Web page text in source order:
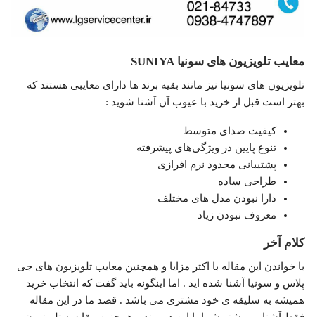
معایب تلویزیون های سونیا SUNIYA
تلویزیون های سونیا نیز مانند بقیه برند ها دارای معایبی هستند که
بهتر است قبل از خرید با عیوب آن آشنا شوید :
کیفیت صدای متوسط
تنوع پایین در ویژگی‌های پیشرفته
پشتیبانی محدود نرم افرازی
طراحی ساده
دارا نبودن مدل های مختلف
معروف نبودن زیاد
کلام آخر
با خواندن این مقاله با اکثر مزایا و همچنین معایب تلویزیون های جی
پلاس و سونیا آشنا شده اید . اما اینگونه باید گفت که انتخاب خرید
همیشه به سلیقه ی خود مشتری می باشد . قصد ما در این مقاله